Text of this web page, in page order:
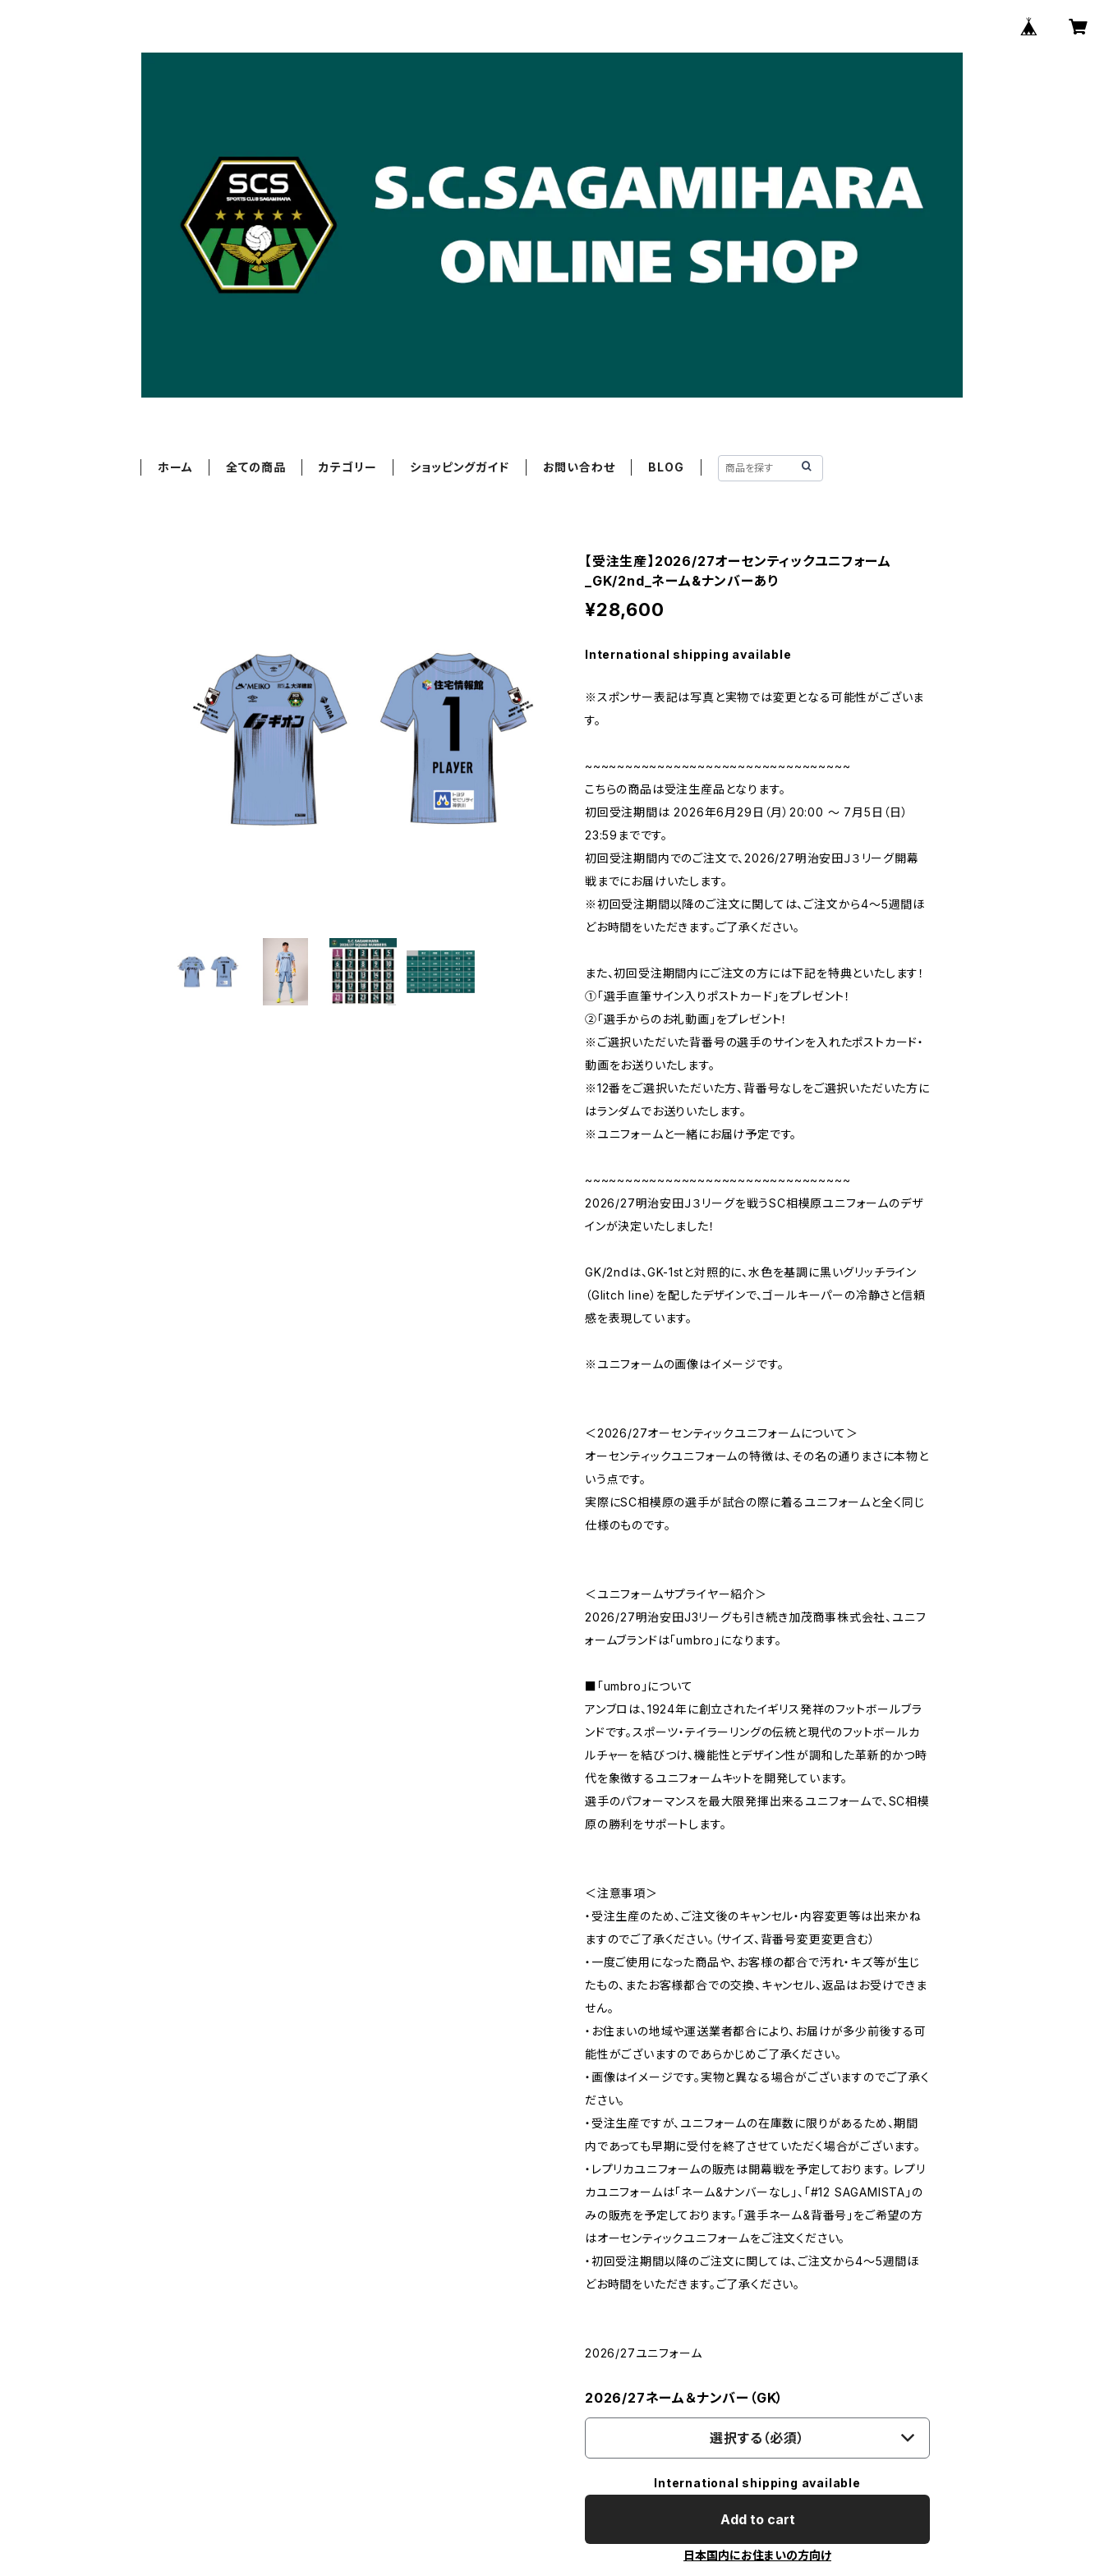
ホーム 全ての商品 カテゴリー ショッピングガイド お問い合わせ BLOG
【受注生産】2026/27オーセンティックユニフォーム
_GK/2nd_ネーム&ナンバーあり
¥28,600
International shipping available
※スポンサー表記は写真と実物では変更となる可能性がございま
す。
~~~~~~~~~~~~~~~~~~~~~~~~~~~~~~~~~
こちらの商品は受注生産品となります。
初回受注期間は 2026年6月29日（月）20:00 ～ 7月5日（日）
23:59までです。
初回受注期間内でのご注文で、2026/27明治安田Ｊ３リーグ開幕
戦までにお届けいたします。
※初回受注期間以降のご注文に関しては、ご注文から4〜5週間ほ
どお時間をいただきます。ご了承ください。
また、初回受注期間内にご注文の方には下記を特典といたします！
➀「選手直筆サイン入りポストカード」をプレゼント！
➁「選手からのお礼動画」をプレゼント！
※ご選択いただいた背番号の選手のサインを入れたポストカード・
動画をお送りいたします。
※12番をご選択いただいた方、背番号なしをご選択いただいた方に
はランダムでお送りいたします。
※ユニフォームと一緒にお届け予定です。
~~~~~~~~~~~~~~~~~~~~~~~~~~~~~~~~~
2026/27明治安田Ｊ３リーグを戦うSC相模原ユニフォームのデザ
インが決定いたしました！
GK/2ndは、GK-1stと対照的に、水色を基調に黒いグリッチライン
（Glitch line）を配したデザインで、ゴールキーパーの冷静さと信頼
感を表現しています。
※ユニフォームの画像はイメージです。
＜2026/27オーセンティックユニフォームについて＞
オーセンティックユニフォームの特徴は、その名の通りまさに本物と
いう点です。
実際にSC相模原の選手が試合の際に着るユニフォームと全く同じ
仕様のものです。
＜ユニフォームサプライヤー紹介＞
2026/27明治安田J3リーグも引き続き加茂商事株式会社、ユニフ
ォームブランドは「umbro」になります。
■「umbro」について
アンブロは、1924年に創立されたイギリス発祥のフットボールブラ
ンドです。スポーツ・テイラーリングの伝統と現代のフットボールカ
ルチャーを結びつけ、機能性とデザイン性が調和した革新的かつ時
代を象徴するユニフォームキットを開発しています。
選手のパフォーマンスを最大限発揮出来るユニフォームで、SC相模
原の勝利をサポートします。
＜注意事項＞
・受注生産のため、ご注文後のキャンセル・内容変更等は出来かね
ますのでご了承ください。（サイズ、背番号変更変更含む）
・一度ご使用になった商品や、お客様の都合で汚れ・キズ等が生じ
たもの、またお客様都合での交換、キャンセル、返品はお受けできま
せん。
・お住まいの地域や運送業者都合により、お届けが多少前後する可
能性がございますのであらかじめご了承ください。
・画像はイメージです。実物と異なる場合がございますのでご了承く
ださい。
・受注生産ですが、ユニフォームの在庫数に限りがあるため、期間
内であっても早期に受付を終了させていただく場合がございます。
・レプリカユニフォームの販売は開幕戦を予定しております。 レプリ
カユニフォームは「ネーム&ナンバーなし」、「#12 SAGAMISTA」の
みの販売を予定しております。「選手ネーム&背番号」をご希望の方
はオーセンティックユニフォームをご注文ください。
・初回受注期間以降のご注文に関しては、ご注文から4〜5週間ほ
どお時間をいただきます。ご了承ください。
2026/27ユニフォーム
2026/27ネーム＆ナンバー（GK）
選択する（必須）
International shipping available
Add to cart
日本国内にお住まいの方向け